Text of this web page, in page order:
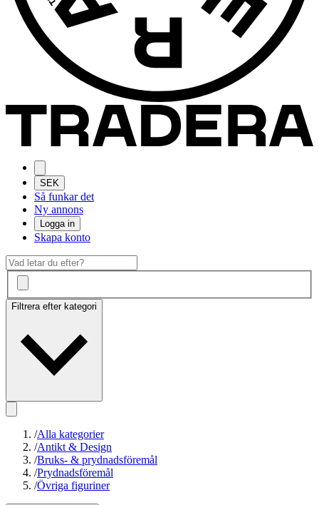
SEK
Så funkar det
Ny annons
Logga in
Skapa konto
Filtrera efter kategori
/Alla kategorier
/Antikt & Design
/Bruks- & prydnadsföremål
/Prydnadsföremål
/Övriga figuriner